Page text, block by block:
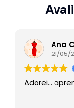
Ana
21/05/